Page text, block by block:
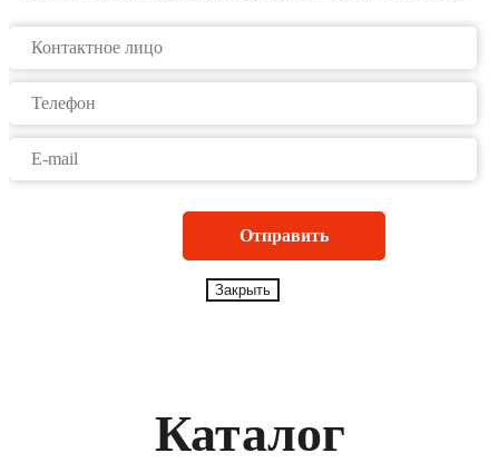
Закрыть
Каталог